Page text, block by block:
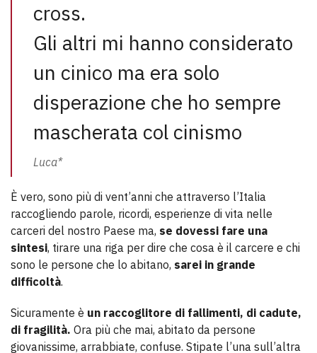
cross.
Gli altri mi hanno considerato
un cinico ma era solo
disperazione che ho sempre
mascherata col cinismo
Luca*
È vero, sono più di vent’anni che attraverso l’Italia
raccogliendo parole, ricordi, esperienze di vita nelle
carceri del nostro Paese ma, se dovessi fare una
sintesi, tirare una riga per dire che cosa è il carcere e chi
sono le persone che lo abitano, sarei in grande
difficoltà.
Sicuramente è un raccoglitore di fallimenti, di cadute,
di fragilità. Ora più che mai, abitato da persone
giovanissime, arrabbiate, confuse. Stipate l’una sull’altra